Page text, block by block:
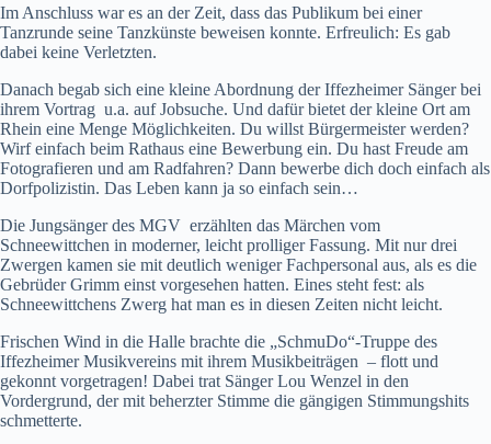
Im Anschluss war es an der Zeit, dass das Publikum bei einer
Tanzrunde seine Tanzkünste beweisen konnte. Erfreulich: Es gab
dabei keine Verletzten.
Danach begab sich eine kleine Abordnung der Iffezheimer Sänger bei
ihrem Vortrag u.a. auf Jobsuche. Und dafür bietet der kleine Ort am
Rhein eine Menge Möglichkeiten. Du willst Bürgermeister werden?
Wirf einfach beim Rathaus eine Bewerbung ein. Du hast Freude am
Fotografieren und am Radfahren? Dann bewerbe dich doch einfach als
Dorfpolizistin. Das Leben kann ja so einfach sein…
Die Jungsänger des MGV erzählten das Märchen vom
Schneewittchen in moderner, leicht prolliger Fassung. Mit nur drei
Zwergen kamen sie mit deutlich weniger Fachpersonal aus, als es die
Gebrüder Grimm einst vorgesehen hatten. Eines steht fest: als
Schneewittchens Zwerg hat man es in diesen Zeiten nicht leicht.
Frischen Wind in die Halle brachte die „SchmuDo“-Truppe des
Iffezheimer Musikvereins mit ihrem Musikbeiträgen – flott und
gekonnt vorgetragen! Dabei trat Sänger Lou Wenzel in den
Vordergrund, der mit beherzter Stimme die gängigen Stimmungshits
schmetterte.